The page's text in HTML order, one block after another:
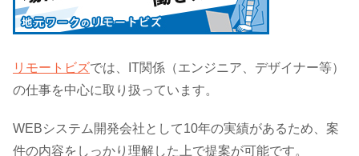
リモートビズでは、IT関係（エンジニア、デザイナー等）
の仕事を中心に取り扱っています。
WEBシステム開発会社として10年の実績があるため、案
件の内容をしっかり理解した上で提案が可能です。